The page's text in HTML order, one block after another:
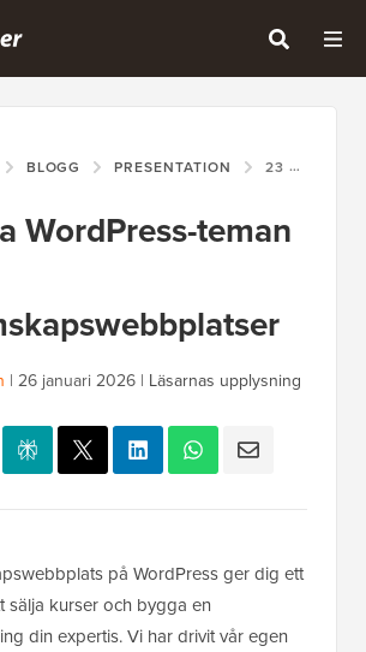
BLOGG PRESENTATION 23 BÄSTA WORDPRESS-TEMAN FÖR MEDLEMSKAPSWEBBPLATSER
WordPress-teman
| 26 januari 2026 | Läsarnas upplysning
på WordPress ger dig ett
sälja kurser och bygga en
din expertis. Vi har drivit vår egen